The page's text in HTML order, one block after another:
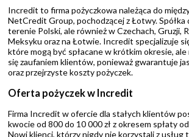
Incredit to firma pożyczkowa należąca do
NetCredit Group, pochodzącej z Łotwy. Spółka
terenie Polski, ale również w Czechach, Gruzji,
Meksyku oraz na Łotwie. Incredit specjalizuje
które mogą być spłacane w krótkim okresie, ale
się zaufaniem klientów, ponieważ gwarantuje
oraz przejrzyste koszty pożyczek.
Oferta pożyczek w Incredit
Firma Incredit w ofercie dla stałych klientów
kwocie od 800 do 10 000 zł z okresem spłaty
Nowi klienci, którzy nigdy nie korzystali z usług